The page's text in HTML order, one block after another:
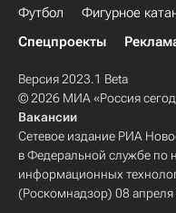
Футбол Фигурное
Спецпроекты
Версия 2023.1 Beta
© 2026 МИА «Россия
Вакансии
Сетевое издание РИА
в Федеральной службе по
информационных
(Роскомнадзор) 08 апреля